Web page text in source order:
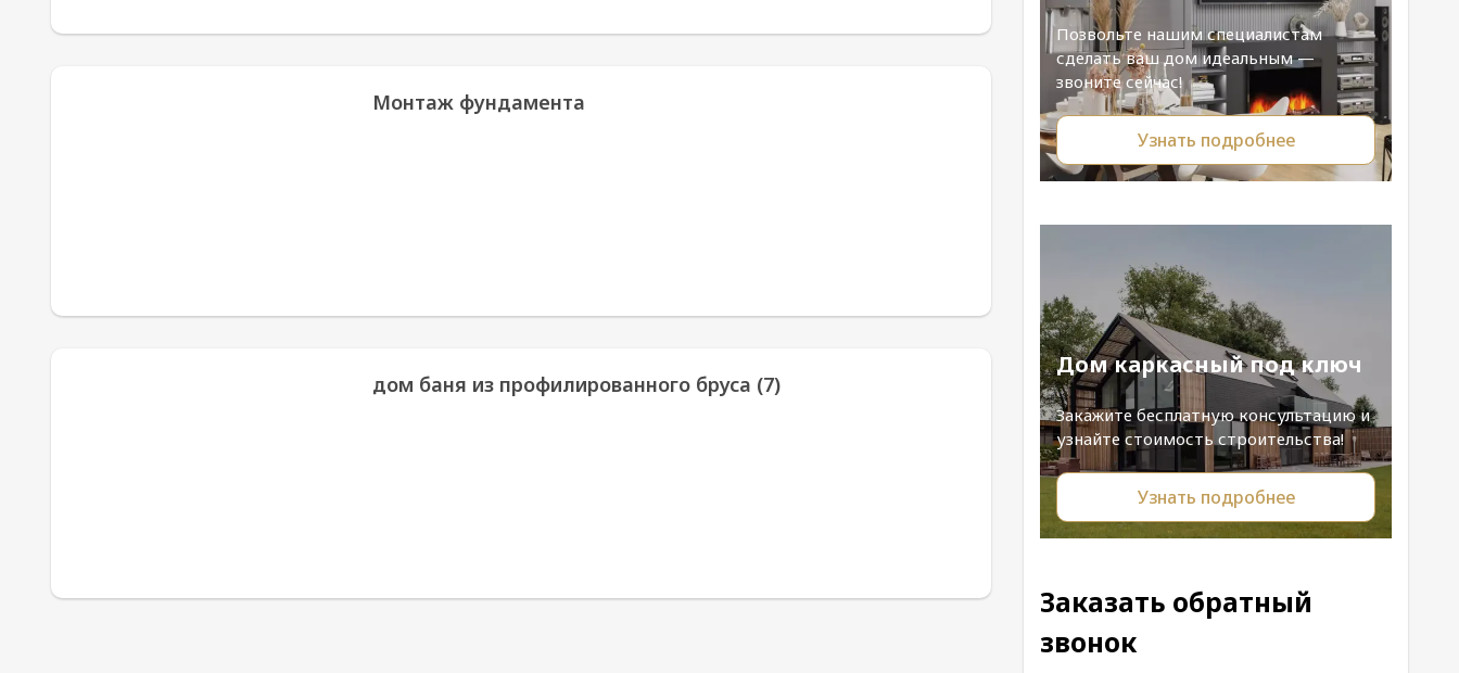
Монтаж фундамента
дом баня из профилированного бруса (7)
Позвольте нашим специалистам
сделать ваш дом идеальным —
звоните сейчас!
Узнать подробнее
Дом каркасный под ключ
Закажите бесплатную консультацию и
узнайте стоимость строительства!
Узнать подробнее
Заказать обратный
звонок